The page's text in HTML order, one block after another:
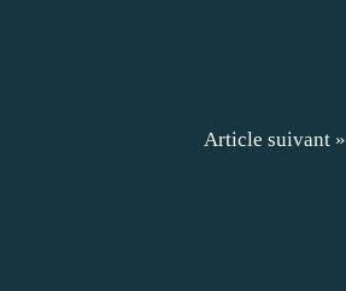
Article suivant »